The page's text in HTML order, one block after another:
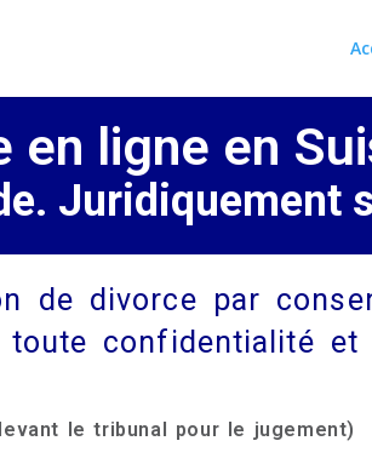
en ligne en
Juridiquement
de divorce par
confidentialité et
le tribunal pour le jugement)